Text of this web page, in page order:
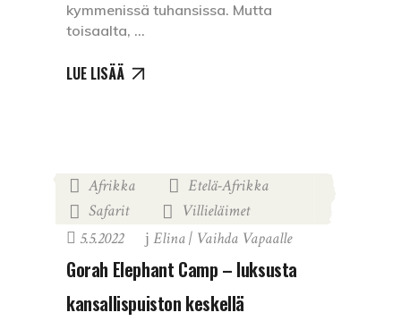
kymmenissä tuhansissa. Mutta
toisaalta,
LUE LISÄÄ
Afrikka Etelä-Afrikka
Safarit
Villieläimet
5.5.2022
Elina | Vaihda Vapaalle
Gorah Elephant Camp – luksusta
kansallispuiston keskellä